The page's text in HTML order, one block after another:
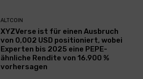
ALTCOIN
XYZVerse ist für einen Ausbruch
von 0,002 USD positioniert, wobei
Experten bis 2025 eine PEPE-
ähnliche Rendite von 16.900 %
vorhersagen